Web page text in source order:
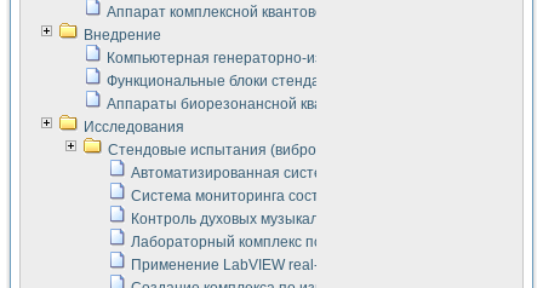
Аппарат комплексной квантовой терапии Интроскан
Внедрение
Компьютерная генераторно-измерительная система
Функциональные блоки стенда "Сигнал-USB"
Аппараты биорезонансной квантовой терапии серии СКАН
Исследования
Стендовые испытания (виброакустика, тензометрия и т.п.)
Автоматизированная система измерения параметров
Система мониторинга состояния тяговых
Контроль духовых музыкальных инструментов
Лабораторный комплекс по исследованию элементной
Применение LabVIEW real-time module для